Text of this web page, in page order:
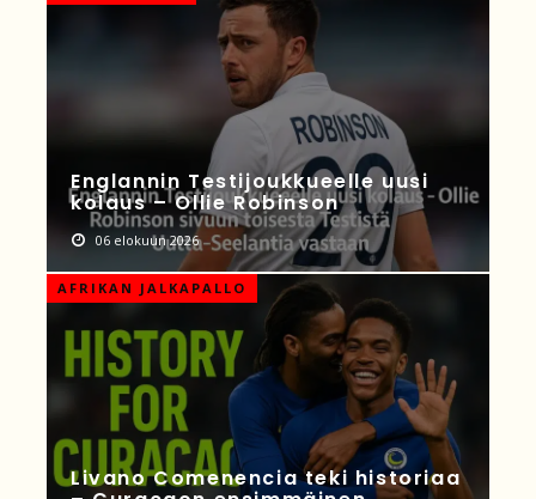
Englannin Testijoukkueelle uusi
kolaus – Ollie Robinson
06 elokuun 2026
AFRIKAN JALKAPALLO
Livano Comenencia teki historiaa